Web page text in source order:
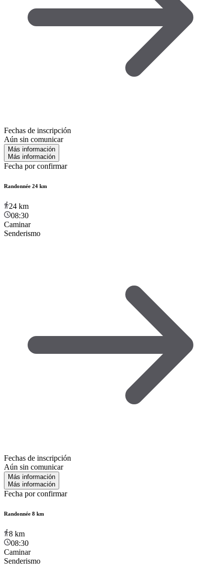
Fechas de inscripción
Aún sin comunicar
Más información
Más información
Fecha por confirmar
Randonnée 24 km
24 km
08:30
Caminar
Senderismo
Fechas de inscripción
Aún sin comunicar
Más información
Más información
Fecha por confirmar
Randonnée 8 km
8 km
08:30
Caminar
Senderismo